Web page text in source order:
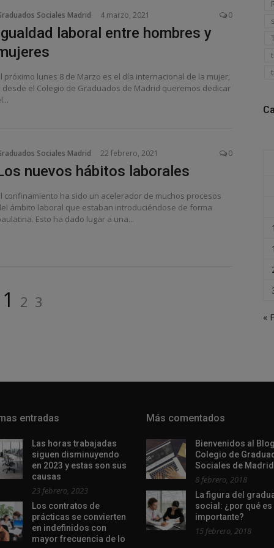
Sociales Madrid 4 marzo, 2021 0
laboral entre hombres y
próximo lunes 8 de Marzo es el día internacional de la mujer,
desde el Colegio de Graduados de Madrid queremos dedicar
Sociales Madrid 22 febrero, 2021 0
nuevos hábitos laborales
confinamiento ha sido un acelerador de muchos procesos
ámbito laboral que estaban introduciéndose de forma
Esto ha dado lugar a una...
Página
1 Página
2 Página
3
«
entradas
Las horas trabajadas
siguen disminuyendo
en 2023 y estas son sus
causas
23 febrero, 2023
Los contratos de
prácticas se convierten
en indefinidos con
mayor frecuencia de lo
Más comentados
Bienvenidos al
Colegio de
Sociales de Madrid
8 febrero, 2018
La figura del
social: ¿por qué es
importante?
15 febrero, 2018